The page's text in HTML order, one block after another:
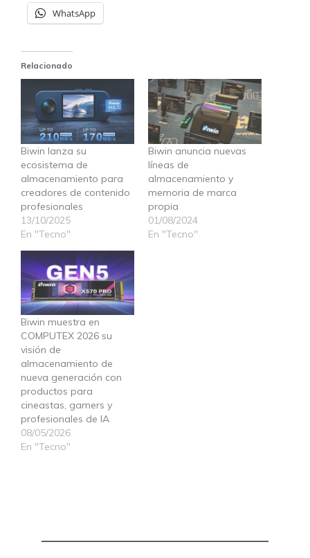
WhatsApp
Relacionado
Biwin lanza su
ecosistema de
almacenamiento para
creadores de contenido
profesionales
13/10/2025
En "Tecno"
Biwin anuncia nuevas
líneas de
almacenamiento y
memoria de marca
propia
01/08/2024
En "Tecno"
Biwin muestra en
COMPUTEX 2026 su
visión de
almacenamiento de
nueva generación con
productos para
cineastas, gamers y
profesionales de IA
08/05/2026
En "Tecno"